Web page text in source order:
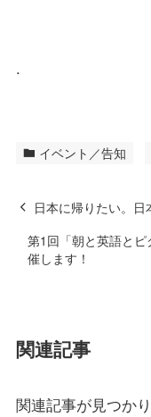
.
イベント／告知
日本に帰りたい。
第1回「朝と英語と
催します！
関連記事
関連記事が見つか